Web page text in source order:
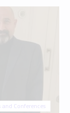
and Conferences